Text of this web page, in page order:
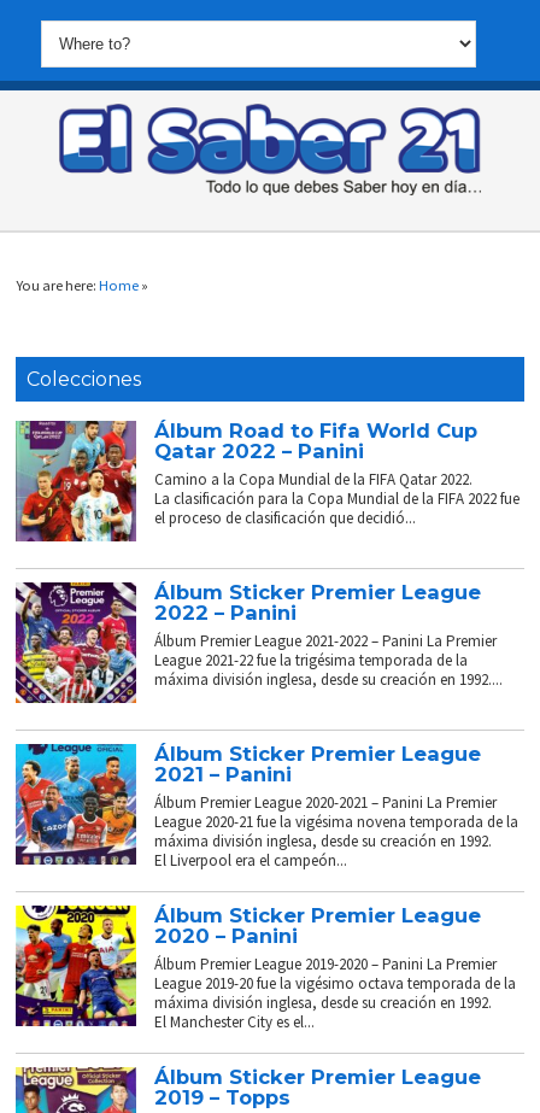
You are here:Home »
Colecciones
Álbum Road to Fifa World Cup
Qatar 2022 – Panini
Camino a la Copa Mundial de la FIFA Qatar 2022.
La clasificación para la Copa Mundial de la FIFA 2022 fue
el proceso de clasificación que decidió...
Álbum Sticker Premier League
2022 – Panini
Álbum Premier League 2021-2022 – Panini La Premier
League 2021-22 fue la trigésima temporada de la
máxima división inglesa, desde su creación en 1992....
Álbum Sticker Premier League
2021 – Panini
Álbum Premier League 2020-2021 – Panini La Premier
League 2020-21 fue la vigésima novena temporada de la
máxima división inglesa, desde su creación en 1992.
El Liverpool era el campeón...
Álbum Sticker Premier League
2020 – Panini
Álbum Premier League 2019-2020 – Panini La Premier
League 2019-20 fue la vigésimo octava temporada de la
máxima división inglesa, desde su creación en 1992.
El Manchester City es el...
Álbum Sticker Premier League
2019 – Topps